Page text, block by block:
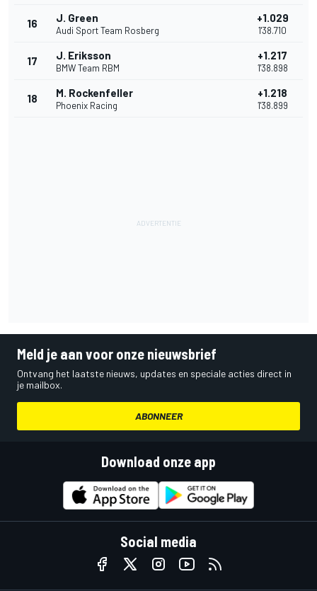
16 J. Green
Audi Sport Team Rosberg
+1.029
1'38.710
17 J. Eriksson
BMW Team RBM
+1.217
1'38.898
18 M. Rockenfeller
Phoenix Racing
+1.218
1'38.899
Meld je aan voor onze nieuwsbrief
Ontvang het laatste nieuws, updates en speciale acties direct in
je mailbox.
ABONNEER
Download onze app
Social media